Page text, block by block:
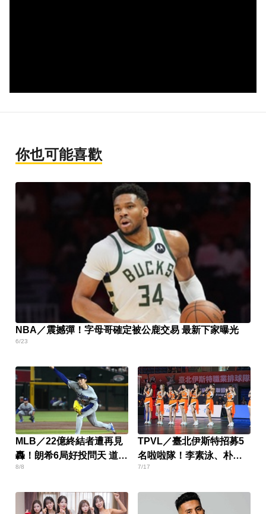
你也可能喜歡
NBA／震撼彈！字母哥確定被公鹿交易 最新下家曝光
6/23
MLB／22億終結者遭再見
轟！朗希6局好投問天 道奇
吞7連敗
8/8
TPVL／臺北伊斯特招募5
名啦啦隊！李素泳、朴恩
惠領軍培訓
7/17